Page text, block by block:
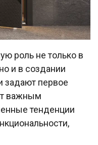
роль не только в
и в создании
задают первое
важным
тенденции